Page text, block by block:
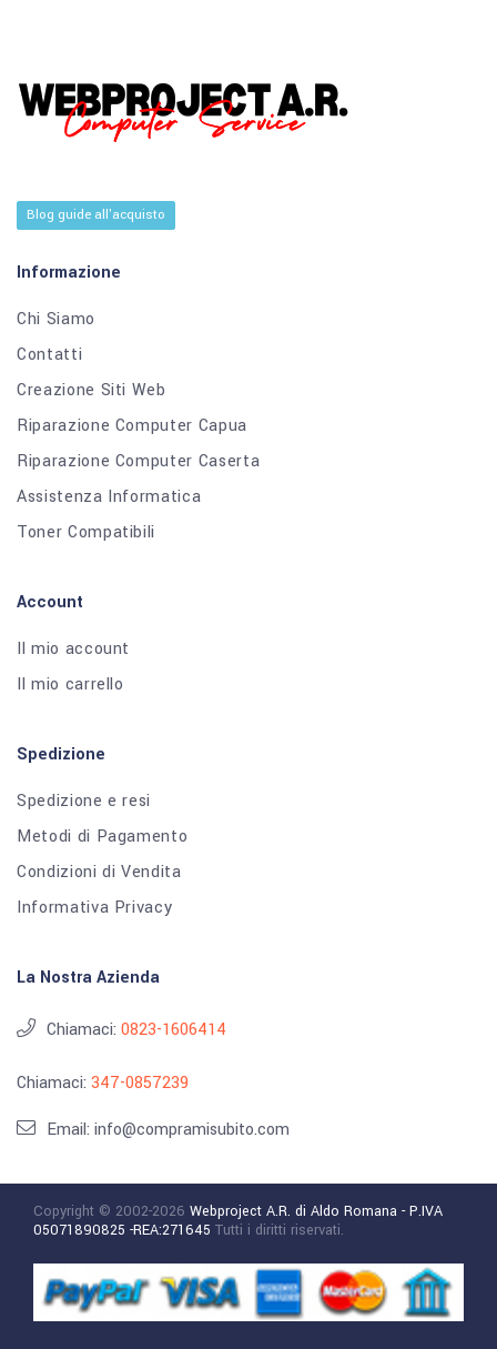
Blog guide all'acquisto
Informazione
Chi Siamo
Contatti
Creazione Siti Web
Riparazione Computer Capua
Riparazione Computer Caserta
Assistenza Informatica
Toner Compatibili
Account
Il mio account
Il mio carrello
Spedizione
Spedizione e resi
Metodi di Pagamento
Condizioni di Vendita
Informativa Privacy
La Nostra Azienda
Chiamaci: 0823-1606414
Chiamaci: 347-0857239
Email: info@compramisubito.com
Copyright © 2002-2026 Webproject A.R. di Aldo Romana - P.IVA
05071890825 -REA:271645 Tutti i diritti riservati.